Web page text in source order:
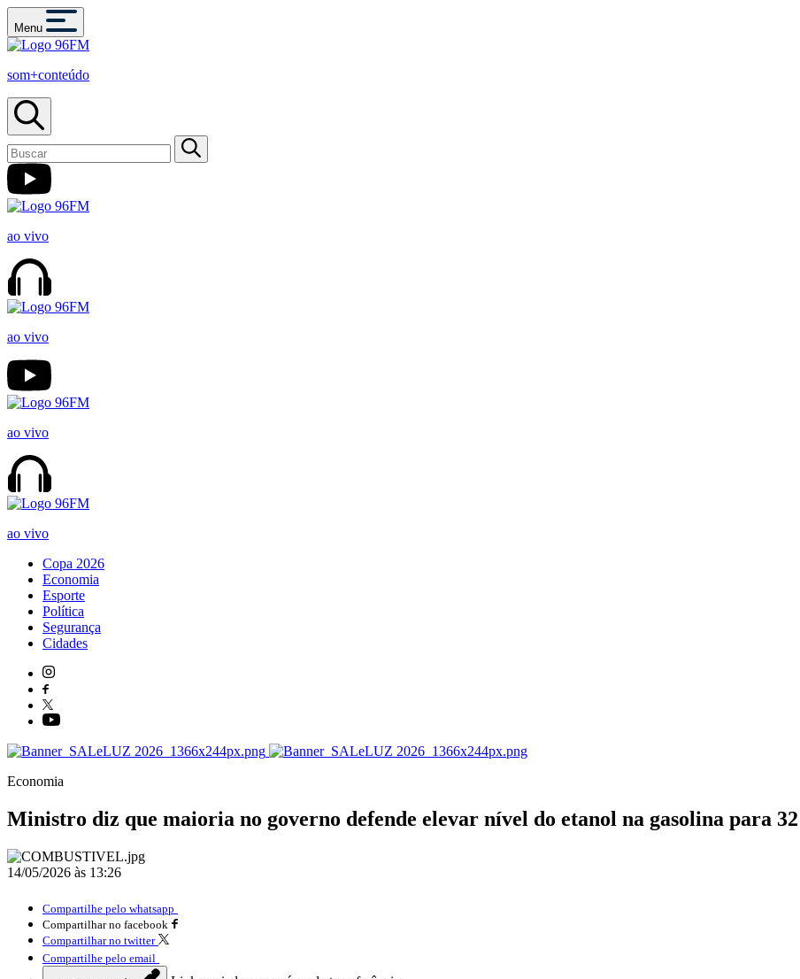
Menu
som+conteúdo
ao vivo
ao vivo
ao vivo
ao vivo
Copa 2026
Economia
Esporte
Política
Segurança
Cidades
Economia
Ministro diz que maioria no governo defende elevar nível do etanol na gasolina para
14/05/2026 às 13:26
Compartilhe pelo whatsapp
Compartilhar no facebook
Compartilhar no twitter
Compartilhe pelo email